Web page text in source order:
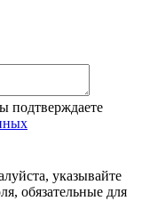
подтверждаете
указывайте
обязательные для